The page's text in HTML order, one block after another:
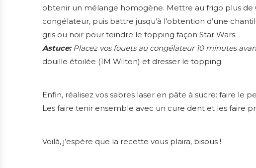
obtenir un mélange homogène. Mettre au frigo plus
congélateur, puis battre jusqu’à l’obtention d’une
gris ou noir pour teindre le topping façon Star Wars.
Astuce:Placez vos fouets au congélateur 10 minutes
douille étoilée (1M Wilton) et dresser le topping.
Enfin, réalisez vos sabres laser en pâte à sucre: faire le
Les faire tenir ensemble avec un cure dent et les faire
Voilà, j’espère que la recette vous plaira, bisous !